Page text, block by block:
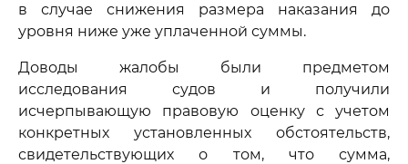
в случае снижения размера наказания до
уровня ниже уже уплаченной суммы.
Доводы жалобы были предметом
исследования судов и получили
исчерпывающую правовую оценку с учетом
конкретных установленных обстоятельств,
свидетельствующих о том, что сумма,